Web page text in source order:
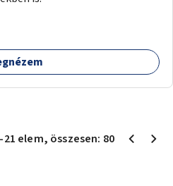
-21 elem, összesen: 80